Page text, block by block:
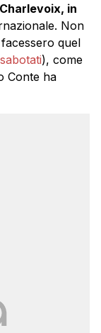
in
Non
quel
), come
Conte ha